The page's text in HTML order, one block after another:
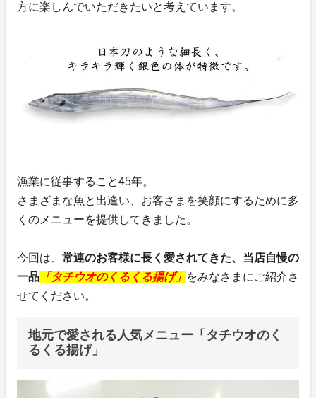
方に楽しんでいただきたいと考えています。
漁業に従事すること45年。
さまざまな魚と出逢い、お客さまを笑顔にするために多
くのメニューを提供してきました。
今回は、 常連のお客様に長く愛されてきた、当店自慢の
一品 「タチウオのくるくる揚げ」 をみなさまにご紹介さ
せてください。
地元で愛される人気メニュー「タチウオのく
るくる揚げ」